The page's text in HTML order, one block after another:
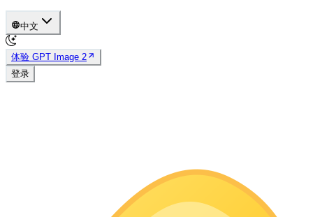
中文
体验 GPT Image 2
登录